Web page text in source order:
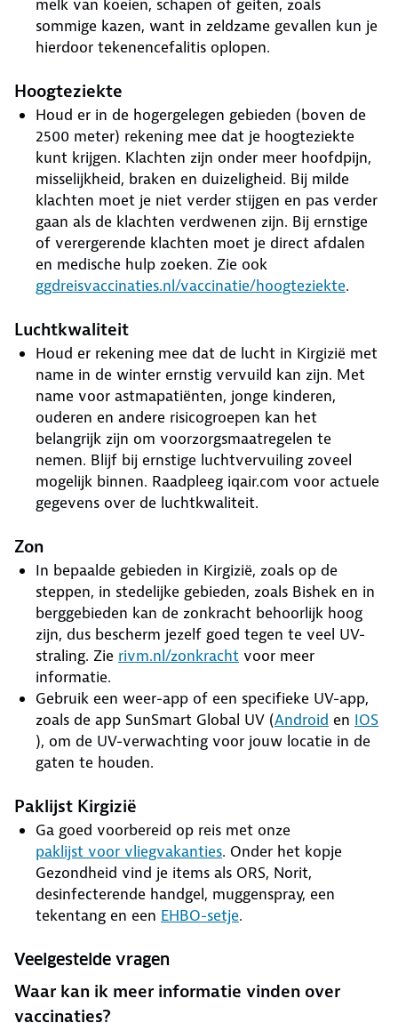
melk van koeien, schapen of geiten, zoals
sommige kazen, want in zeldzame gevallen kun je
hierdoor tekenencefalitis oplopen.
Hoogteziekte
Houd er in de hogergelegen gebieden (boven de
2500 meter) rekening mee dat je hoogteziekte
kunt krijgen. Klachten zijn onder meer hoofdpijn,
misselijkheid, braken en duizeligheid. Bij milde
klachten moet je niet verder stijgen en pas verder
gaan als de klachten verdwenen zijn. Bij ernstige
of verergerende klachten moet je direct afdalen
en medische hulp zoeken. Zie ook
ggdreisvaccinaties.nl/vaccinatie/hoogteziekte.
Luchtkwaliteit
Houd er rekening mee dat de lucht in Kirgizië met
name in de winter ernstig vervuild kan zijn. Met
name voor astmapatiënten, jonge kinderen,
ouderen en andere risicogroepen kan het
belangrijk zijn om voorzorgsmaatregelen te
nemen. Blijf bij ernstige luchtvervuiling zoveel
mogelijk binnen. Raadpleeg iqair.com voor actuele
gegevens over de luchtkwaliteit.
Zon
In bepaalde gebieden in Kirgizië, zoals op de
steppen, in stedelijke gebieden, zoals Bishek en in
berggebieden kan de zonkracht behoorlijk hoog
zijn, dus bescherm jezelf goed tegen te veel UV-
straling. Zie rivm.nl/zonkracht voor meer
informatie.
Gebruik een weer-app of een specifieke UV-app,
zoals de app SunSmart Global UV (Android en IOS
), om de UV-verwachting voor jouw locatie in de
gaten te houden.
Paklijst Kirgizië
Ga goed voorbereid op reis met onze
paklijst voor vliegvakanties. Onder het kopje
Gezondheid vind je items als ORS, Norit,
desinfecterende handgel, muggenspray, een
tekentang en een EHBO-setje.
Veelgestelde vragen
Waar kan ik meer informatie vinden over
vaccinaties?